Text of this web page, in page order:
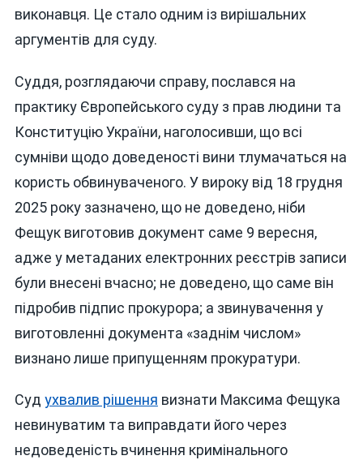
виконавця. Це стало одним із вирішальних
аргументів для суду.
Суддя, розглядаючи справу, послався на
практику Європейського суду з прав людини та
Конституцію України, наголосивши, що всі
сумніви щодо доведеності вини тлумачаться на
користь обвинуваченого. У вироку від 18 грудня
2025 року зазначено, що не доведено, ніби
Фещук виготовив документ саме 9 вересня,
адже у метаданих електронних реєстрів записи
були внесені вчасно; не доведено, що саме він
підробив підпис прокурора; а звинувачення у
виготовленні документа «заднім числом»
визнано лише припущенням прокуратури.
Суд ухвалив рішення визнати Максима Фещука
невинуватим та виправдати його через
недоведеність вчинення кримінального